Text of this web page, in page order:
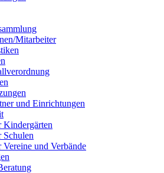
Mitarbeiter
und Einrichtungen
Kindergärten
Schulen
und Verbände